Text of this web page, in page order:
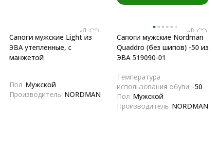
Сапоги мужские Light из
ЭВА утепленные, с
манжетой
Пол Мужской
Производитель NORDMAN
Сапоги мужские Nordman
Quaddro (без шипов) -50 из
ЭВА 519090-01
Температура
использования обуви -50
Пол Мужской
Производитель NORDMAN